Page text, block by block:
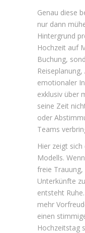
Genau diese
nur dann
Hintergrund
Hochzeit auf
Buchung,
emotionaler
exklusiv über
seine Zeit
oder
Teams
Hier zeigt
Modells.
freie
Unterkünfte
entsteht
mehr
einen
Hochzeitstag